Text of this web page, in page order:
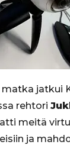
matka jatkui
rehtori
meitä
ja